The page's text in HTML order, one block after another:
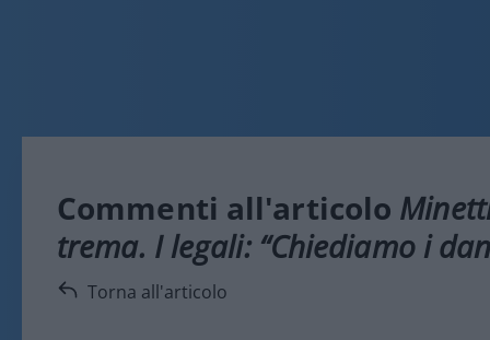
Commenti all'articolo
trema. I legali: “Chiediamo i
Torna all'articolo